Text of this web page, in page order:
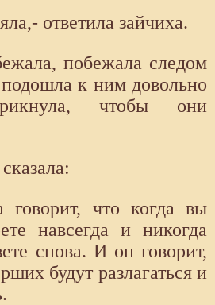
ответила зайчиха.
побежала следом
к ним довольно
чтобы они
говорит, что когда вы
навсегда и никогда
снова. И он говорит,
будут разлагаться и